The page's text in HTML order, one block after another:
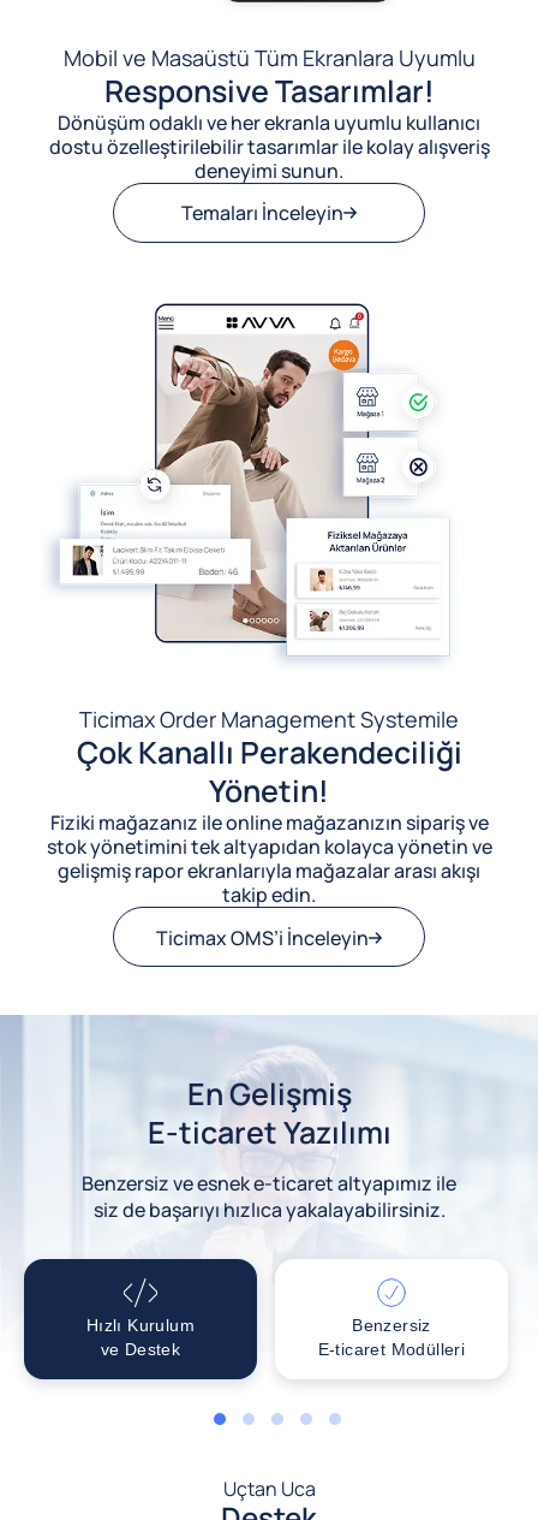
Mobil ve Masaüstü Tüm Ekranlara Uyumlu
Responsive Tasarımlar!
Dönüşüm odaklı ve her ekranla uyumlu kullanıcı
dostu özelleştirilebilir tasarımlar ile kolay alışveriş
deneyimi sunun.
Temaları İnceleyin
Ticimax Order Management Systemile
Çok Kanallı Perakendeciliği
Yönetin!
Fiziki mağazanız ile online mağazanızın sipariş ve
stok yönetimini tek altyapıdan kolayca yönetin ve
gelişmiş rapor ekranlarıyla mağazalar arası akışı
takip edin.
Ticimax OMS’i İnceleyin
En Gelişmiş
E-ticaret Yazılımı
Benzersiz ve esnek e-ticaret altyapımız ile
siz de başarıyı hızlıca yakalayabilirsiniz.
Hızlı Kurulum
ve Destek
Benzersiz
E-ticaret Modülleri
1 2 3 4 5
Uçtan Uca